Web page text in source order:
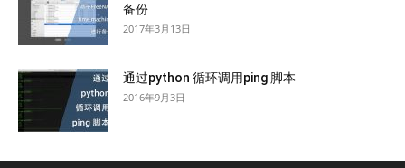
备份
2017年3月13日
通过python 循环调用ping 脚本
2016年9月3日